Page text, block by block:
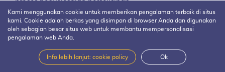
proses penyelesaian perselisihan.
9. Transfer ke negara
lain
Kami menggunakan cookie untuk memberikan pengalaman terbaik di situs
kami. Cookie adalah berkas yang disimpan di browser Anda dan digunakan
oleh sebagian besar situs web untuk membantu mempersonalisasi
pengalaman web Anda.
Info lebih lanjut: cookie policy Ok